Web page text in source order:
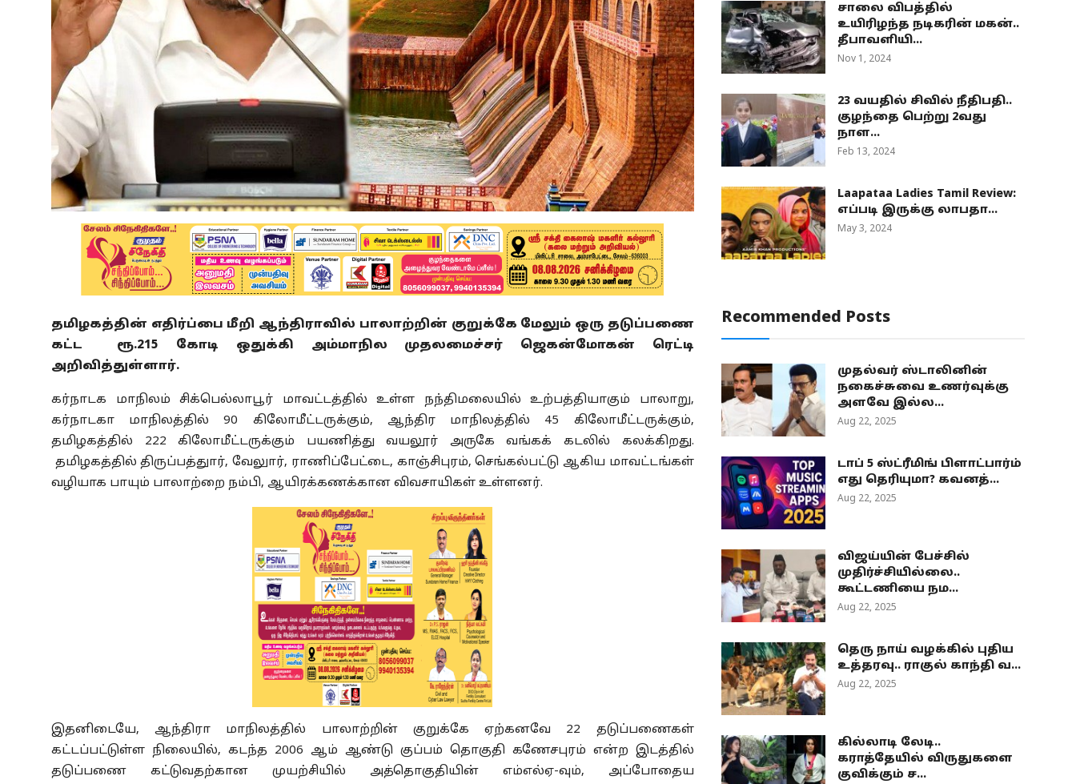
தமிழகத்தின் எதிர்ப்பை மீறி ஆந்திராவில் பாலாற்றின் குறுக்கே மேலும் ஒரு தடுப்பணை
கட்ட ரூ.215 கோடி ஒதுக்கி அம்மாநில முதலமைச்சர் ஜெகன்மோகன் ரெட்டி
அறிவித்துள்ளார்.
கர்நாடக மாநிலம் சிக்பெல்லாபூர் மாவட்டத்தில் உள்ள நந்திமலையில் உற்பத்தியாகும் பாலாறு,
கர்நாடகா மாநிலத்தில் 90 கிலோமீட்டருக்கும், ஆந்திர மாநிலத்தில் 45 கிலோமீட்டருக்கும்,
தமிழகத்தில் 222 கிலோமீட்டருக்கும் பயணித்து வயலூர் அருகே வங்கக் கடலில் கலக்கிறது.
தமிழகத்தில் திருப்பத்துார், வேலுார், ராணிப்பேட்டை, காஞ்சிபுரம், செங்கல்பட்டு ஆகிய மாவட்டங்கள்
வழியாக பாயும் பாலாற்றை நம்பி, ஆயிரக்கணக்கான விவசாயிகள் உள்ளனர்.
இதனிடையே, ஆந்திரா மாநிலத்தில் பாலாற்றின் குறுக்கே ஏற்கனவே 22 தடுப்பணைகள்
கட்டப்பட்டுள்ள நிலையில், கடந்த 2006 ஆம் ஆண்டு குப்பம் தொகுதி கணேசபுரம் என்ற இடத்தில்
தடுப்பணை கட்டுவதற்கான முயற்சியில் அத்தொகுதியின் எம்எல்ஏ-வும், அப்போதைய
சாலை விபத்தில்
உயிரிழந்த நடிகரின் மகன்..
தீபாவளியி...
Nov 1, 2024
23 வயதில் சிவில் நீதிபதி..
குழந்தை பெற்று 2வது
நாள...
Feb 13, 2024
Laapataa Ladies Tamil Review:
எப்படி இருக்கு லாபதா...
May 3, 2024
Recommended Posts
முதல்வர் ஸ்டாலினின்
நகைச்சுவை உணர்வுக்கு
அளவே இல்ல...
Aug 22, 2025
டாப் 5 ஸ்ட்ரீமிங் பிளாட்பார்ம்
எது தெரியுமா? கவனத்...
Aug 22, 2025
விஜய்யின் பேச்சில்
முதிர்ச்சியில்லை..
கூட்டணியை நம...
Aug 22, 2025
தெரு நாய் வழக்கில் புதிய
உத்தரவு.. ராகுல் காந்தி வ...
Aug 22, 2025
கில்லாடி லேடி..
கராத்தேயில் விருதுகளை
குவிக்கும் ச...